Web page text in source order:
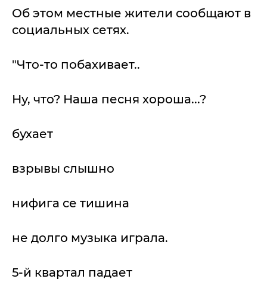
Об этом местные жители сообщают в
социальных сетях.
"Что-то побахивает..
Ну, что? Наша песня хороша...?
бухает
взрывы слышно
нифига се тишина
не долго музыка играла.
5-й квартал падает